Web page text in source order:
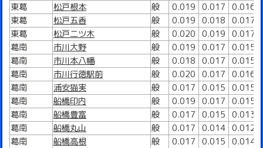
東葛
松戸根本 般 0.019 0.017 0.016
東葛
松戸五香 般 0.019 0.018 0.017
東葛
松戸二ツ木 般 0.020 0.019 0.017
葛南
市川大野 般 0.019 0.017 0.015
葛南
市川本八幡 般 0.018 0.017 0.015
葛南
市川行徳駅前 般 0.020 0.017 0.016
葛南
浦安猫実 般 0.017 0.015 0.015
葛南
船橋印内 般 0.019 0.017 0.015
葛南
船橋豊富 般 0.017 0.015 0.013
葛南
船橋丸山 般 0.017 0.014 0.012
葛南
船橋高根 般 0.017 0.015 0.014